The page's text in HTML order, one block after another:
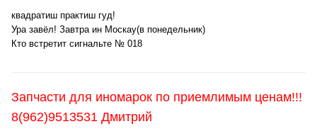
квадратиш практиш гуд!
Ура завёл! Завтра ин Москау(в понедельник)
Кто встретит сигнальте № 018
Запчасти для иномарок по приемлимым ценам!!!
8(962)9513531 Дмитрий